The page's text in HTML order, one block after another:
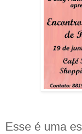
Esse é uma